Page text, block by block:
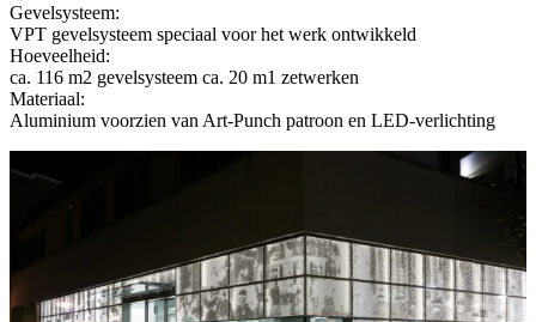
Gevelsysteem:
VPT gevelsysteem speciaal voor het werk ontwikkeld
Hoeveelheid:
ca. 116 m2 gevelsysteem ca. 20 m1 zetwerken
Materiaal:
Aluminium voorzien van Art-Punch patroon en LED-verlichting